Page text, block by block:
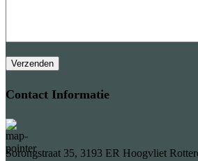
Contact Informatie
Sorongstraat 35, 3193 ER Hoogvliet